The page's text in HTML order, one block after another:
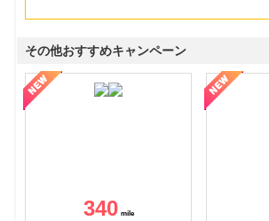
その他おすすめキャンペーン
340